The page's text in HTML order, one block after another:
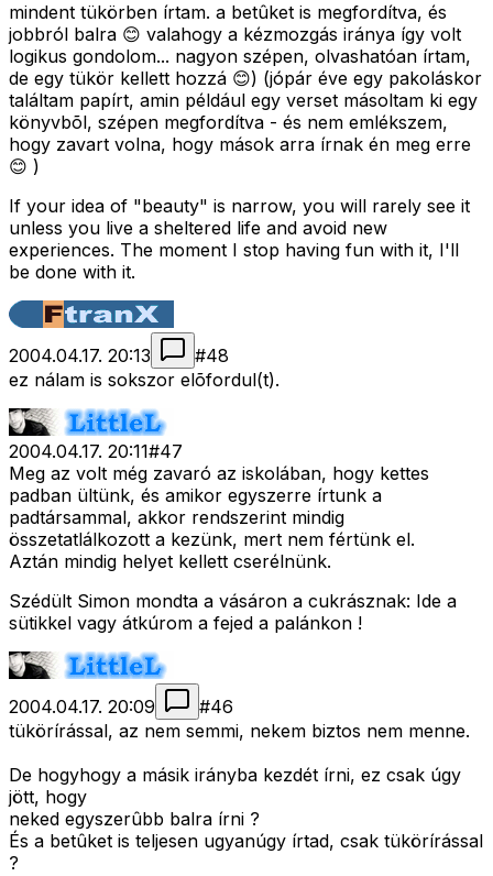
mindent tükörben írtam. a betûket is megfordítva, és
jobbról balra 😊 valahogy a kézmozgás iránya így volt
logikus gondolom... nagyon szépen, olvashatóan írtam,
de egy tükör kellett hozzá 😊) (jópár éve egy pakoláskor
találtam papírt, amin például egy verset másoltam ki egy
könyvbõl, szépen megfordítva - és nem emlékszem,
hogy zavart volna, hogy mások arra írnak én meg erre
😊 )
If your idea of "beauty" is narrow, you will rarely see it
unless you live a sheltered life and avoid new
experiences. The moment I stop having fun with it, I'll
be done with it.
2004.04.17. 20:13 #48
ez nálam is sokszor elõfordul(t).
2004.04.17. 20:11#47
Meg az volt még zavaró az iskolában, hogy kettes
padban ültünk, és amikor egyszerre írtunk a
padtársammal, akkor rendszerint mindig
összetatlálkozott a kezünk, mert nem fértünk el.
Aztán mindig helyet kellett cserélnünk.
Szédült Simon mondta a vásáron a cukrásznak: Ide a
sütikkel vagy átkúrom a fejed a palánkon !
2004.04.17. 20:09 #46
tükörírással, az nem semmi, nekem biztos nem menne.
De hogyhogy a másik irányba kezdét írni, ez csak úgy
jött, hogy
neked egyszerûbb balra írni ?
És a betûket is teljesen ugyanúgy írtad, csak tükörírással
?